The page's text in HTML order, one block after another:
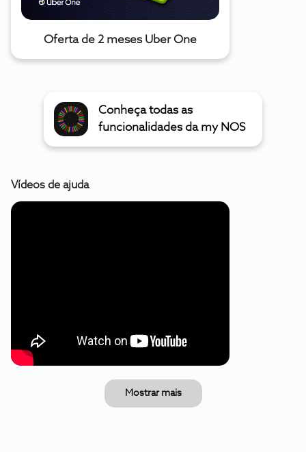
Oferta de 2 meses Uber One
Conheça todas as
funcionalidades da my NOS
Vídeos de ajuda
Mostrar mais